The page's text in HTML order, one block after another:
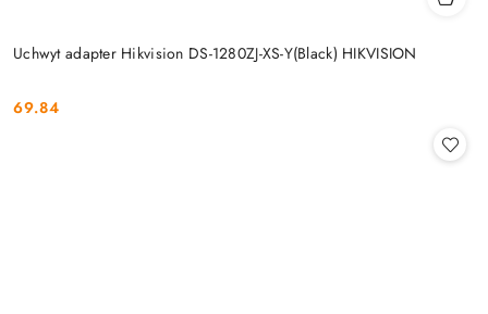
Uchwyt adapter Hikvision DS-1280ZJ-XS-Y(Black) HIKVISION
Cena:
69.84